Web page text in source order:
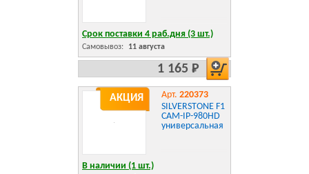
Срок поставки 4 раб.дня (3 шт.)
Самовывоз: 11 августа
1 165 Р
АКЦИЯ Арт. 220373
SILVERSTONE F1
CAM-IP-980HD
универсальная
В наличии (1 шт.)